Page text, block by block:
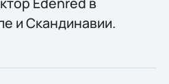
и Скандинавии.